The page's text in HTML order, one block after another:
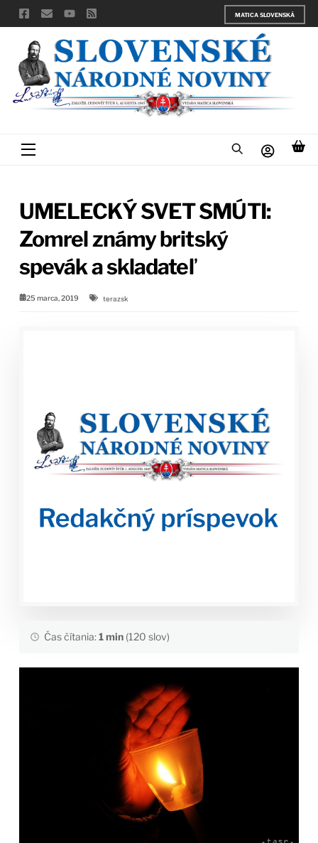
Skip
to
content
MATICA SLOVENSKÁ
Menu
UMELECKÝ SVET SMÚTI:
Zomrel známy britský
spevák a skladateľ
25 marca, 2019 terazsk
Čas čítania:1 min(120 slov)